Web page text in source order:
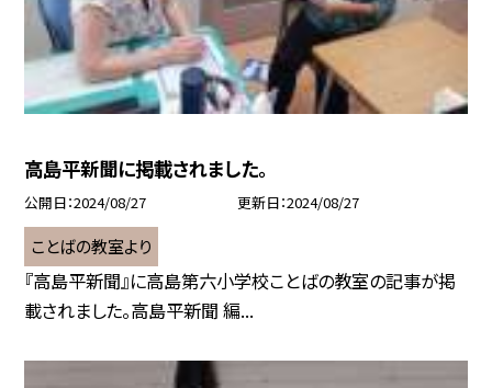
高島平新聞に掲載されました。
公開日 2024/08/27 更新日 2024/08/27
ことばの教室より
『高島平新聞』に高島第六小学校ことばの教室の記事が掲
載されました。高島平新聞 編...